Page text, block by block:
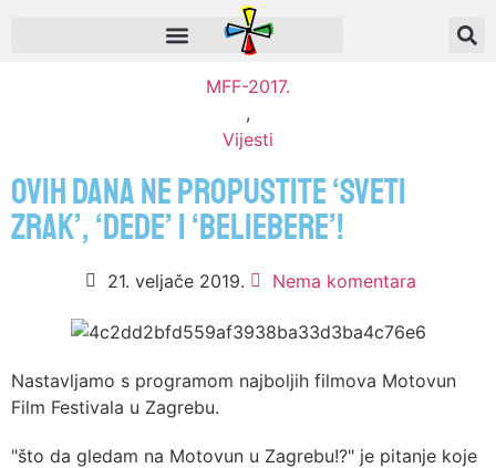
MFF-2017.
,
Vijesti
Ovih dana ne propustite ‘Sveti
zrak’, ‘Dede’ i ‘Beliebere’!
21. veljače 2019. Nema komentara
Nastavljamo s programom najboljih filmova Motovun
Film Festivala u Zagrebu.
"što da gledam na Motovun u Zagrebu!?" je pitanje koje